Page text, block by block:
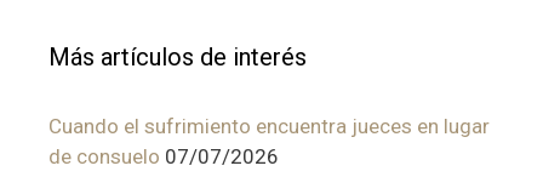
Más artículos de interés
Cuando el sufrimiento encuentra jueces en lugar
de consuelo 07/07/2026